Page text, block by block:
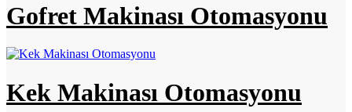
Gofret Makinası Otomasyonu
Kek Makinası Otomasyonu